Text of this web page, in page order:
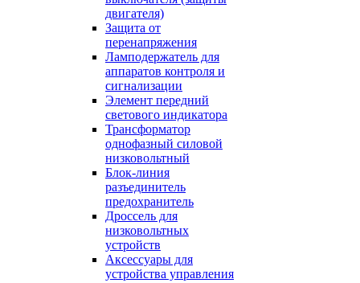
двигателя)
Защита от
перенапряжения
Ламподержатель для
аппаратов контроля и
сигнализации
Элемент передний
светового индикатора
Трансформатор
однофазный силовой
низковольтный
Блок-линия
разъединитель
предохранитель
Дроссель для
низковольтных
устройств
Аксессуары для
устройства управления